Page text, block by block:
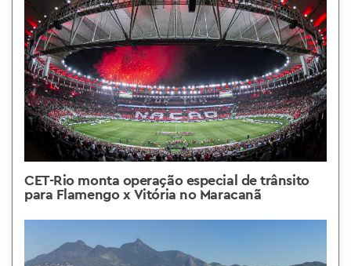
CET-Rio monta operação especial de trânsito
para Flamengo x Vitória no Maracanã